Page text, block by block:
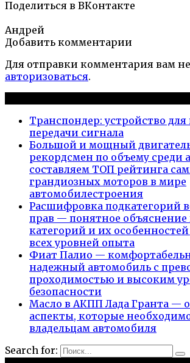
Поделиться в ВКонтакте
Андрей
Добавить комментарии
Для отправки комментария вам
авторизоваться.
Транспондер: устройство
передачи сигнала
Большой и мощный
рекордсмен по объему среди
составляем ТОП рейтинга
грандиозных моторов в мире
автомобилестроения
Расшифровка подкатегорий
прав — понятное объяснение
категорий и их
всех уровней опыта
Фиат Палио —
надежный автомобиль с
проходимостью и высоким
безопасности
Масло в АКПП Лада Гранта —
аспекты, которые
владельцам автомобиля
Search for: